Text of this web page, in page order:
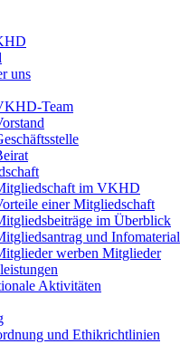
uns
Team
im VKHD
einer Mitgliedschaft
im Überblick
und Infomaterial
werben Mitglieder
Aktivitäten
und Ethikrichtlinien